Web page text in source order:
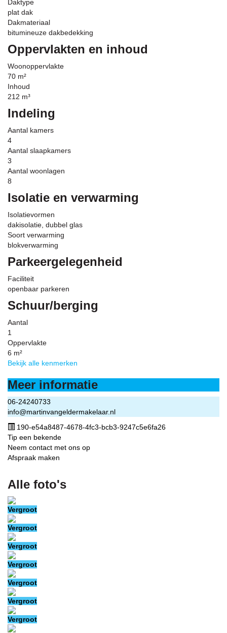
Daktype
plat dak
Dakmateriaal
bitumineuze dakbedekking
Oppervlakten en inhoud
Woonoppervlakte
70 m²
Inhoud
212 m³
Indeling
Aantal kamers
4
Aantal slaapkamers
3
Aantal woonlagen
8
Isolatie en verwarming
Isolatievormen
dakisolatie, dubbel glas
Soort verwarming
blokverwarming
Parkeergelegenheid
Faciliteit
openbaar parkeren
Schuur/berging
Aantal
1
Oppervlakte
6 m²
Bekijk alle kenmerken
Meer informatie
06-24240733
info@martinvangeldermakelaar.nl
190-e54a8487-4678-4fc3-bcb3-9247c5e6fa26
Tip een bekende
Neem contact met ons op
Afspraak maken
Alle foto's
Vergroot
Vergroot
Vergroot
Vergroot
Vergroot
Vergroot
Vergroot